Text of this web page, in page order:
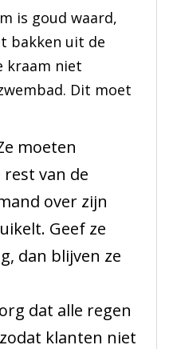
is goud waard,
bakken uit de
kraam niet
Dit moet
moeten
van de
over zijn
Geef ze
dan blijven ze
dat alle regen
klanten niet